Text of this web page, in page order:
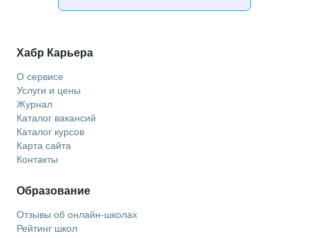
Хабр Карьера
О сервисе
Услуги и цены
Журнал
Каталог вакансий
Каталог курсов
Карта сайта
Контакты
Образование
Отзывы об онлайн-школах
Рейтинг школ